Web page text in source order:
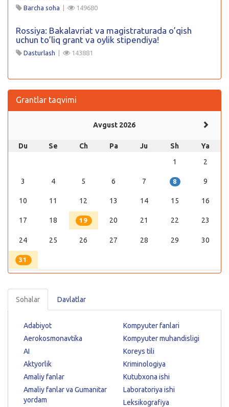
Barcha soha | 149680
Rossiya: Bakalavriat va magistraturada o’qish
uchun to’liq grant va oylik stipendiya!
Dasturlash | 143881
Grantlar taqvimi
Avgust 2026
Du Se Ch Pa Ju Sh
Ya
1
2
3 4 5 6 7 8 9
10 11 12 13 14 15 16
17 18 19 20 21 22 23
24 25 26 27 28 29 30
31
Sohalar Davlatlar
Adabiyot
Aerokosmonavtika
AI
Aktyorlik
Amaliy fanlar
Amaliy fanlar va Gumanitar
yordam
Kompyuter fanlari
Kompyuter muhandisligi
Koreys tili
Kriminologiya
Kutubxona ishi
Laboratoriya ishi
Leksikografiya